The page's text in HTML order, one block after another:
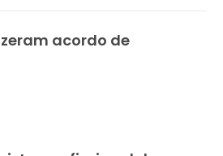
acordo de